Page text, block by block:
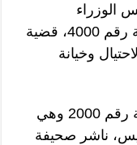
الوزراء
الإسرائيلي بنيامين نتنياهو في القضية رقم 4000، قضية
وخيانة
ثم بدأ الاستجواب المضاد في القضية رقم 2000 وهي
ناشر صحيفة